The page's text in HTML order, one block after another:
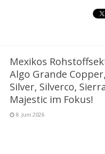
Mexikos
Algo Grande
Silver, Silverco,
Majestic im Fokus!
8. Juni 2026